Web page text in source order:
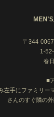
〒344-
1-
春
■
手にファミリ
さんのすぐ隣の